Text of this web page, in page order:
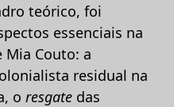
teórico, foi
essenciais na
Couto: a
residual na
o resgate das